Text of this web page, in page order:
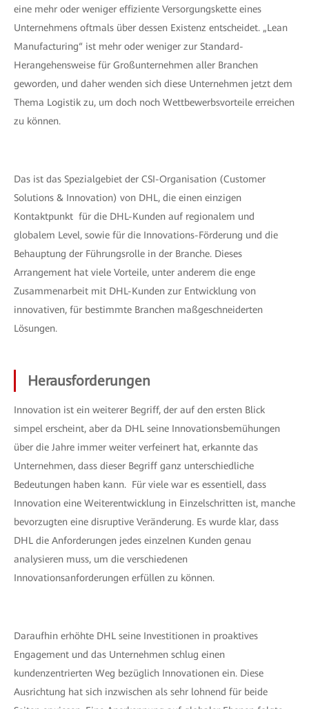
eine mehr oder weniger effiziente Versorgungskette eines
Unternehmens oftmals über dessen Existenz entscheidet. „Lean
Manufacturing“ ist mehr oder weniger zur Standard-
Herangehensweise für Großunternehmen aller Branchen
geworden, und daher wenden sich diese Unternehmen jetzt dem
Thema Logistik zu, um doch noch Wettbewerbsvorteile erreichen
zu können.
Das ist das Spezialgebiet der CSI-Organisation (Customer
Solutions & Innovation) von DHL, die einen einzigen
Kontaktpunkt für die DHL-Kunden auf regionalem und
globalem Level, sowie für die Innovations-Förderung und die
Behauptung der Führungsrolle in der Branche. Dieses
Arrangement hat viele Vorteile, unter anderem die enge
Zusammenarbeit mit DHL-Kunden zur Entwicklung von
innovativen, für bestimmte Branchen maßgeschneiderten
Lösungen.
Herausforderungen
Innovation ist ein weiterer Begriff, der auf den ersten Blick
simpel erscheint, aber da DHL seine Innovationsbemühungen
über die Jahre immer weiter verfeinert hat, erkannte das
Unternehmen, dass dieser Begriff ganz unterschiedliche
Bedeutungen haben kann. Für viele war es essentiell, dass
Innovation eine Weiterentwicklung in Einzelschritten ist, manche
bevorzugten eine disruptive Veränderung. Es wurde klar, dass
DHL die Anforderungen jedes einzelnen Kunden genau
analysieren muss, um die verschiedenen
Innovationsanforderungen erfüllen zu können.
Daraufhin erhöhte DHL seine Investitionen in proaktives
Engagement und das Unternehmen schlug einen
kundenzentrierten Weg bezüglich Innovationen ein. Diese
Ausrichtung hat sich inzwischen als sehr lohnend für beide